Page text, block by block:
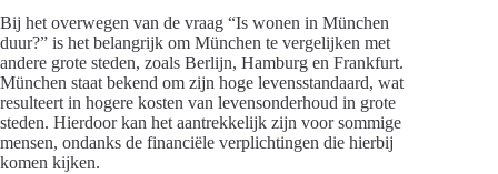
Bij het overwegen van de vraag “Is wonen in München
duur?” is het belangrijk om München te vergelijken met
andere grote steden, zoals Berlijn, Hamburg en Frankfurt.
München staat bekend om zijn hoge levensstandaard, wat
resulteert in hogere kosten van levensonderhoud in grote
steden. Hierdoor kan het aantrekkelijk zijn voor sommige
mensen, ondanks de financiële verplichtingen die hierbij
komen kijken.